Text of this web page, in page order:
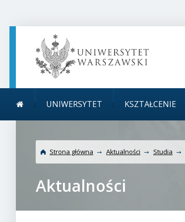
główne
UNIWERSYTET KSZTAŁCENIE
Strona główna Aktualności Studia
Aktualności